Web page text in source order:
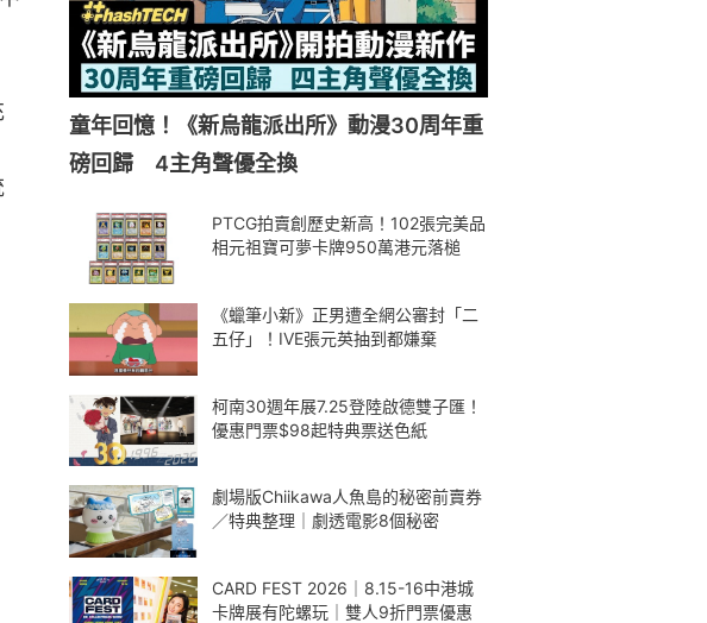
童年回憶！《新烏龍派出所》動漫30周年重
磅回歸 4主角聲優全換
PTCG拍賣創歷史新高！102張完美品
相元祖寶可夢卡牌950萬港元落槌
《蠟筆小新》正男遭全網公審封「二
五仔」！IVE張元英抽到都嫌棄
柯南30週年展7.25登陸啟德雙子匯！
優惠門票$98起特典票送色紙
劇場版Chiikawa人魚島的秘密前賣券
／特典整理｜劇透電影8個秘密
CARD FEST 2026｜8.15-16中港城
卡牌展有陀螺玩｜雙人9折門票優惠